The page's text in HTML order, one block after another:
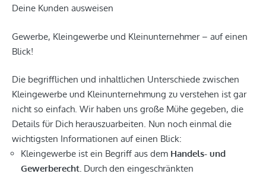
Deine Kunden ausweisen
Gewerbe, Kleingewerbe und Kleinunternehmer – auf einen
Blick!
Die begrifflichen und inhaltlichen Unterschiede zwischen
Kleingewerbe und Kleinunternehmung zu verstehen ist gar
nicht so einfach. Wir haben uns große Mühe gegeben, die
Details für Dich herauszuarbeiten. Nun noch einmal die
wichtigsten Informationen auf einen Blick:
Kleingewerbe ist ein Begriff aus dem Handels- und
Gewerberecht. Durch den eingeschränkten